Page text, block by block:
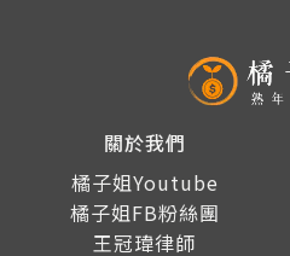
關於我們
橘子姐Youtube
橘子姐FB粉絲團
王冠瑋律師